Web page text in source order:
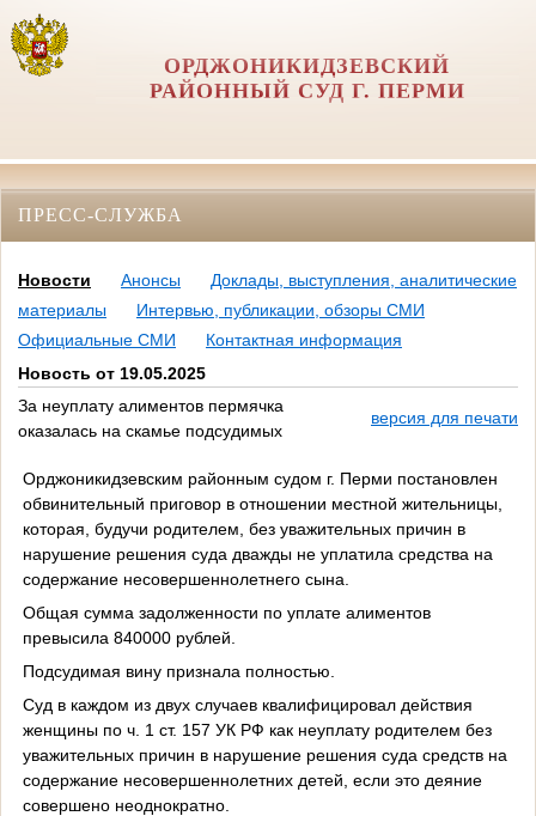
ОРДЖОНИКИДЗЕВСКИЙ
РАЙОННЫЙ СУД Г. ПЕРМИ
ПРЕСС-СЛУЖБА
Новости Анонсы
Доклады, выступления, аналитические
материалы
Интервью, публикации, обзоры СМИ
Официальные СМИ
Контактная информация
Новость от 19.05.2025
За неуплату алиментов пермячка
оказалась на скамье подсудимых
версия для печати
Орджоникидзевским районным судом г. Перми постановлен
обвинительный приговор в отношении местной жительницы,
которая, будучи родителем, без уважительных причин в
нарушение решения суда дважды не уплатила средства на
содержание несовершеннолетнего сына.
Общая сумма задолженности по уплате алиментов
превысила 840000 рублей.
Подсудимая вину признала полностью.
Суд в каждом из двух случаев квалифицировал действия
женщины по ч. 1 ст. 157 УК РФ как неуплату родителем без
уважительных причин в нарушение решения суда средств на
содержание несовершеннолетних детей, если это деяние
совершено неоднократно.